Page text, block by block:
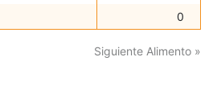
0
Siguiente Alimento »